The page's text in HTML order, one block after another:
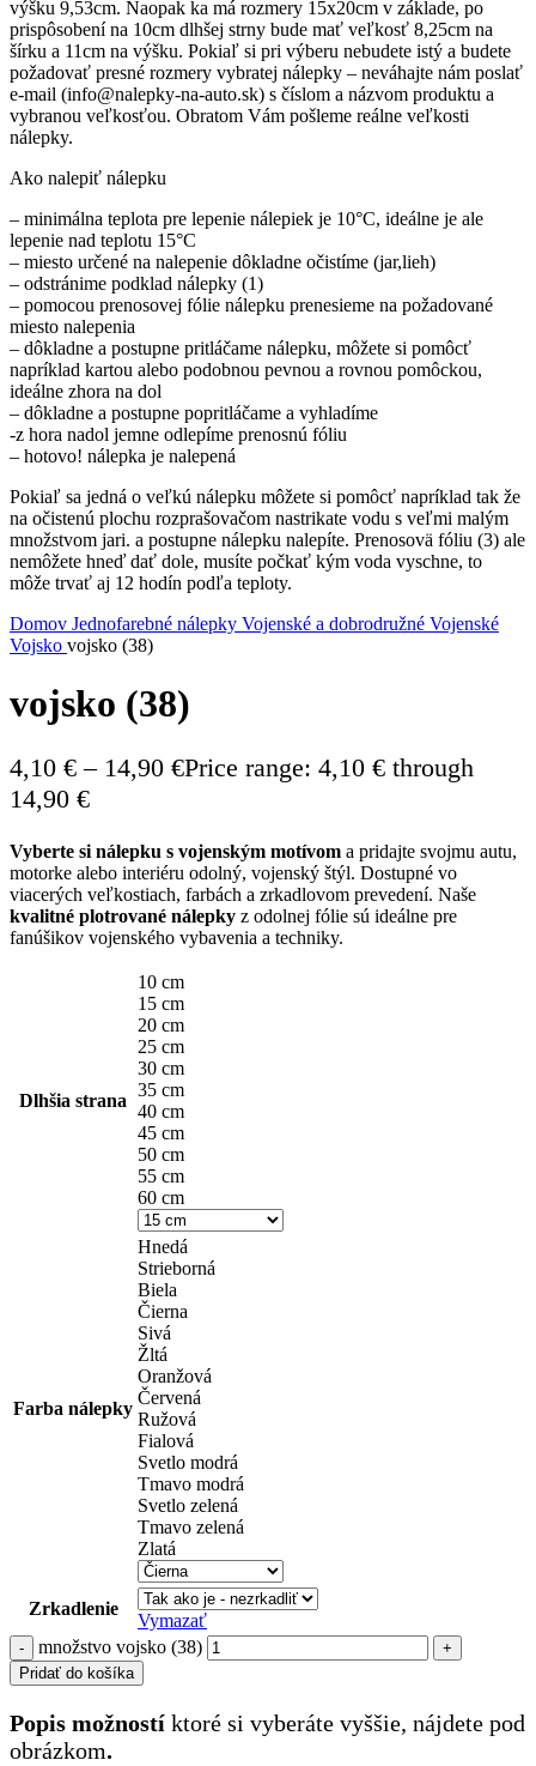
výšku 9,53cm. Naopak ka má rozmery 15x20cm v základe, po
prispôsobení na 10cm dlhšej strny bude mať veľkosť 8,25cm na
šírku a 11cm na výšku. Pokiaľ si pri výberu nebudete istý a budete
požadovať presné rozmery vybratej nálepky – neváhajte nám poslať
e-mail (info@nalepky-na-auto.sk) s číslom a názvom produktu a
vybranou veľkosťou. Obratom Vám pošleme reálne veľkosti
nálepky.
Ako nalepiť nálepku
– minimálna teplota pre lepenie nálepiek je 10°C, ideálne je ale
lepenie nad teplotu 15°C
– miesto určené na nalepenie dôkladne očistíme (jar,lieh)
– odstránime podklad nálepky (1)
– pomocou prenosovej fólie nálepku prenesieme na požadované
miesto nalepenia
– dôkladne a postupne pritláčame nálepku, môžete si pomôcť
napríklad kartou alebo podobnou pevnou a rovnou pomôckou,
ideálne zhora na dol
– dôkladne a postupne popritláčame a vyhladíme
-z hora nadol jemne odlepíme prenosnú fóliu
– hotovo! nálepka je nalepená
Pokiaľ sa jedná o veľkú nálepku môžete si pomôcť napríklad tak že
na očistenú plochu rozprašovačom nastrikate vodu s veľmi malým
množstvom jari. a postupne nálepku nalepíte. Prenosovä fóliu (3) ale
nemôžete hneď dať dole, musíte počkať kým voda vyschne, to
môže trvať aj 12 hodín podľa teploty.
Domov Jednofarebné nálepky Vojenské a dobrodružné Vojenské
Vojsko vojsko (38)
vojsko (38)
4,10 € – 14,90 €Price range: 4,10 € through
14,90 €
Vyberte si nálepku s vojenským motívom a pridajte svojmu autu,
motorke alebo interiéru odolný, vojenský štýl. Dostupné vo
viacerých veľkostiach, farbách a zrkadlovom prevedení. Naše
kvalitné plotrované nálepky z odolnej fólie sú ideálne pre
fanúšikov vojenského vybavenia a techniky.
Dlhšia strana
10 cm
15 cm
20 cm
25 cm
30 cm
35 cm
40 cm
45 cm
50 cm
55 cm
60 cm
Farba nálepky
Hnedá
Strieborná
Biela
Čierna
Sivá
Žltá
Oranžová
Červená
Ružová
Fialová
Svetlo modrá
Tmavo modrá
Svetlo zelená
Tmavo zelená
Zlatá
Zrkadlenie
Vymazať
množstvo vojsko (38)
Pridať do košíka
Popis možností ktoré si vyberáte vyššie, nájdete pod
obrázkom.